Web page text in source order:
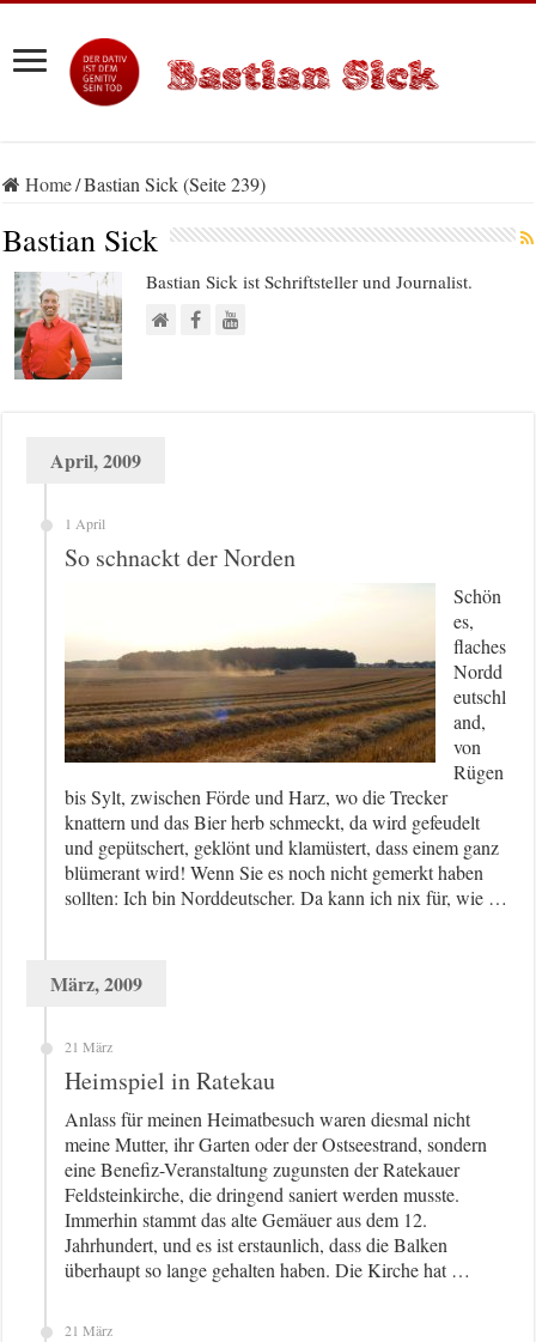
Home/Bastian Sick (Seite 239)
Bastian Sick
Bastian Sick ist Schriftsteller und Journalist.
April, 2009
1 April
So schnackt der Norden
Schön
es,
flaches
Nordd
eutschl
and,
von
Rügen
bis Sylt, zwischen Förde und Harz, wo die Trecker
knattern und das Bier herb schmeckt, da wird gefeudelt
und gepütschert, geklönt und klamüstert, dass einem ganz
blümerant wird! Wenn Sie es noch nicht gemerkt haben
sollten: Ich bin Norddeutscher. Da kann ich nix für, wie …
März, 2009
21 März
Heimspiel in Ratekau
Anlass für meinen Heimatbesuch waren diesmal nicht
meine Mutter, ihr Garten oder der Ostseestrand, sondern
eine Benefiz-Veranstaltung zugunsten der Ratekauer
Feldsteinkirche, die dringend saniert werden musste.
Immerhin stammt das alte Gemäuer aus dem 12.
Jahrhundert, und es ist erstaunlich, dass die Balken
überhaupt so lange gehalten haben. Die Kirche hat …
21 März